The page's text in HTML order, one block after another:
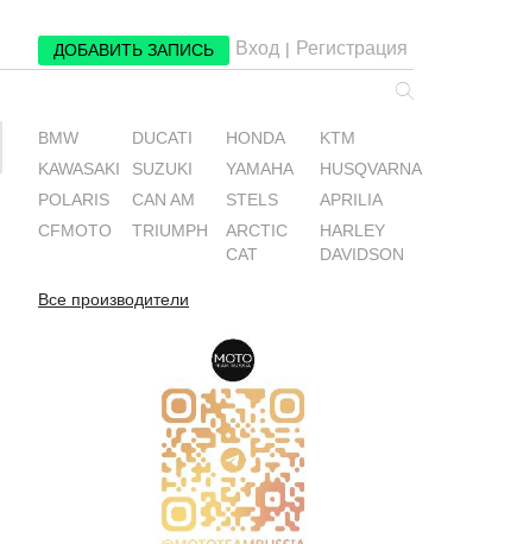
ДОБАВИТЬ ЗАПИСЬ Вход | Регистрация
BMW DUCATI HONDA
KTM
KAWASAKI
SUZUKI YAMAHA
HUSQVARNA
POLARIS
CAN AM STELS
APRILIA
CFMOTO
TRIUMPH
ARCTIC
CAT
HARLEY
DAVIDSON
Все производители